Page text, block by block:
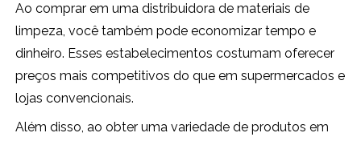
Ao comprar em uma distribuidora de materiais de
limpeza, você também pode economizar tempo e
dinheiro. Esses estabelecimentos costumam oferecer
preços mais competitivos do que em supermercados e
lojas convencionais.
Além disso, ao obter uma variedade de produtos em